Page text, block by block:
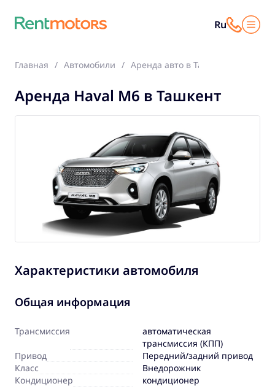
Ru
Главная Автомобили Аренда авто в Ташкент
Аренда Haval M6 в Ташкент
Характеристики автомобиля
Общая информация
Трансмиссия
автоматическая
трансмиссия (КПП)
Привод
Передний/задний привод
Класс
Внедорожник
Кондиционер
кондиционер